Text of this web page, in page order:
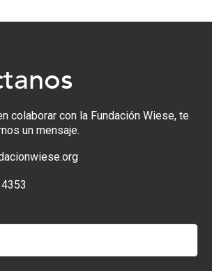
colaborar con la Fundación Wiese, te
un mensaje.